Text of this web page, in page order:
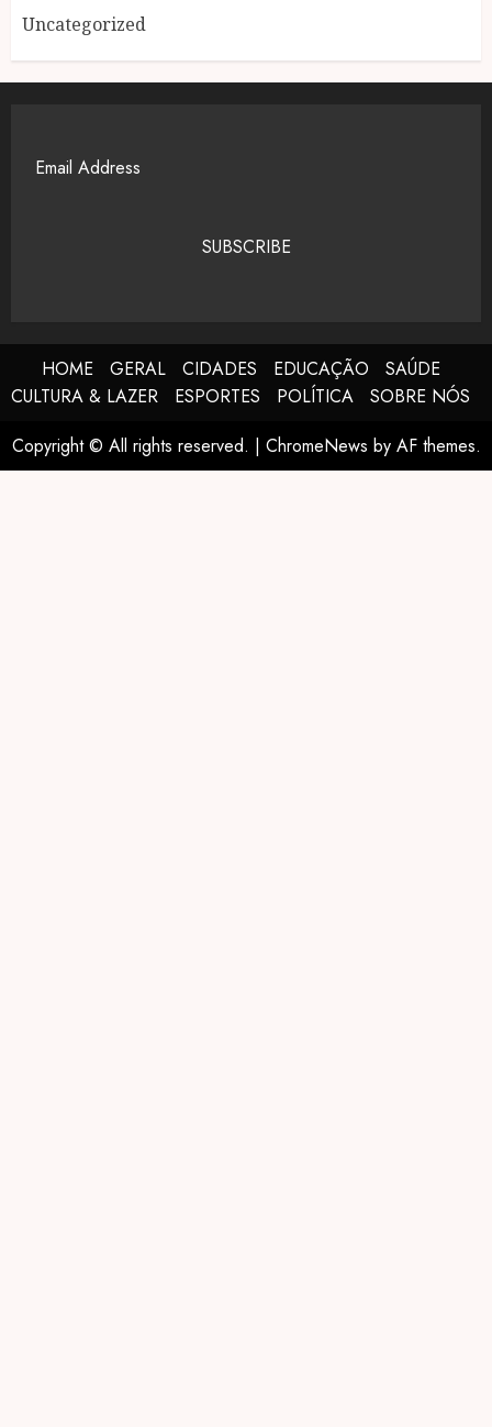
Uncategorized
SUBSCRIBE
HOME GERAL CIDADES EDUCAÇÃO
SAÚDE
CULTURA & LAZER
ESPORTES POLÍTICA
SOBRE NÓS
Copyright © All rights reserved. | ChromeNews by AF themes.